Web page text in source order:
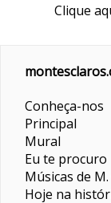
Clique
Conheça-nos
Principal
Mural
Eu te procuro
Músicas de
Hoje na